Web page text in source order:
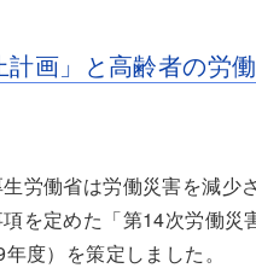
計画」と高齢者の労
労働省は労働災害を減少
を定めた「第14次労働災
度）を策定しました。